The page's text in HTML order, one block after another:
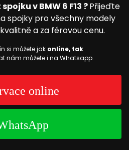
v BMW 6 F13 ?Přijeďte
spojky pro všechny modely
a za férovou cenu.
si můžete jak online, tak
nám můžete i na Whatsapp.
online